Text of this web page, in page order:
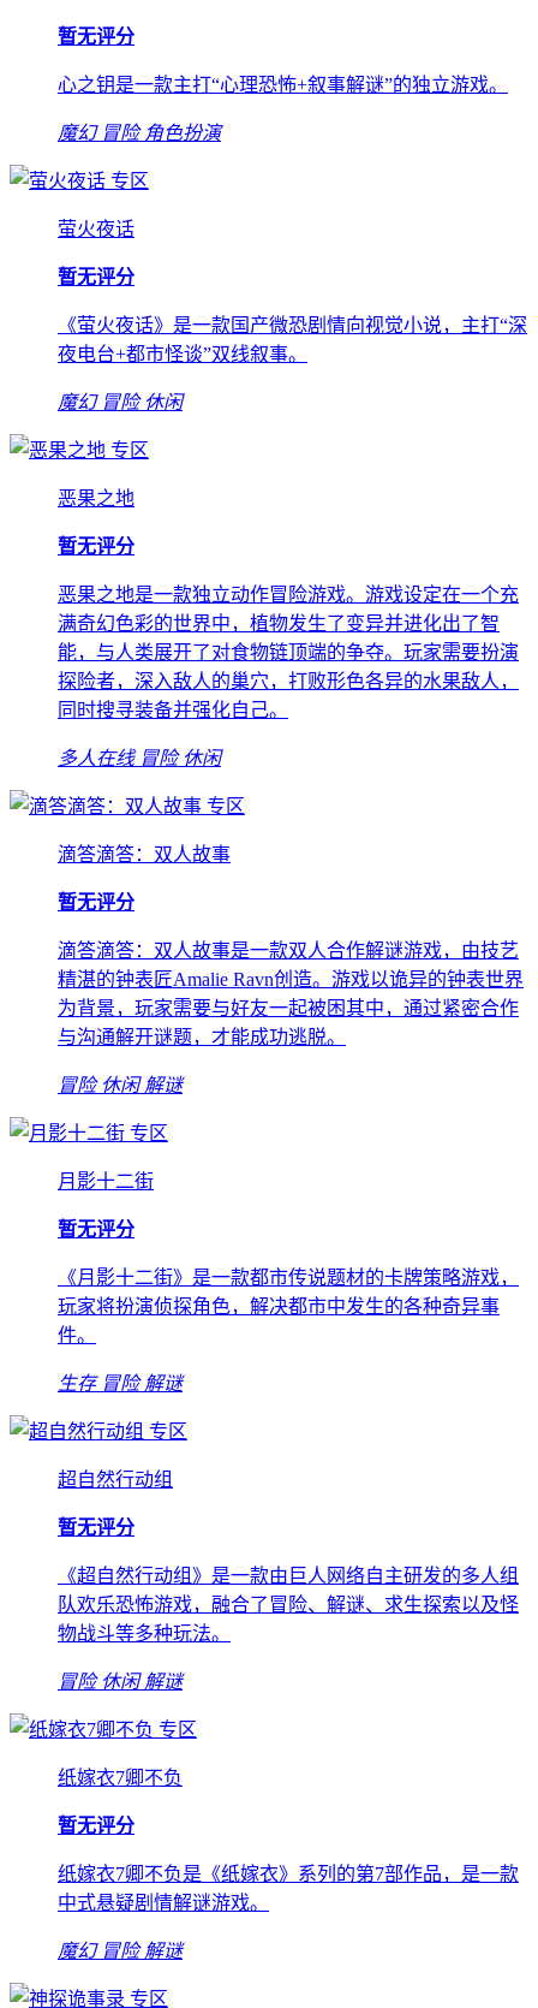
暂无评分
心之钥是一款主打“心理恐怖+叙事解谜”的独立游戏。
魔幻 冒险 角色扮演
专区
萤火夜话
暂无评分
《萤火夜话》是一款国产微恐剧情向视觉小说，主打“深
夜电台+都市怪谈”双线叙事。
魔幻 冒险 休闲
专区
恶果之地
暂无评分
恶果之地是一款独立动作冒险游戏。游戏设定在一个充
满奇幻色彩的世界中，植物发生了变异并进化出了智
能，与人类展开了对食物链顶端的争夺。玩家需要扮演
探险者，深入敌人的巢穴，打败形色各异的水果敌人，
同时搜寻装备并强化自己。
多人在线 冒险 休闲
专区
滴答滴答：双人故事
暂无评分
滴答滴答：双人故事是一款双人合作解谜游戏，由技艺
精湛的钟表匠Amalie Ravn创造。游戏以诡异的钟表世界
为背景，玩家需要与好友一起被困其中，通过紧密合作
与沟通解开谜题，才能成功逃脱。
冒险 休闲 解谜
专区
月影十二街
暂无评分
《月影十二街》是一款都市传说题材的卡牌策略游戏，
玩家将扮演侦探角色，解决都市中发生的各种奇异事
件。
生存 冒险 解谜
专区
超自然行动组
暂无评分
《超自然行动组》是一款由巨人网络自主研发的多人组
队欢乐恐怖游戏，融合了冒险、解谜、求生探索以及怪
物战斗等多种玩法。
冒险 休闲 解谜
专区
纸嫁衣7卿不负
暂无评分
纸嫁衣7卿不负是《纸嫁衣》系列的第7部作品，是一款
中式悬疑剧情解谜游戏。
魔幻 冒险 解谜
专区